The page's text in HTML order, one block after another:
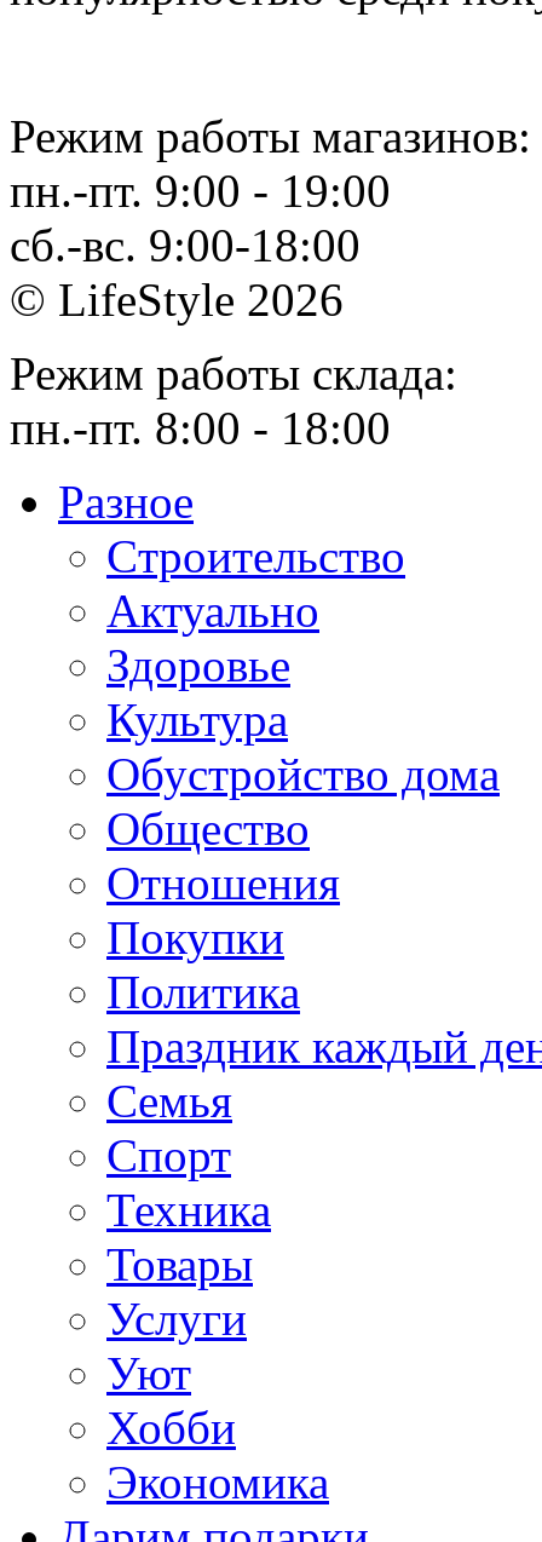
Режим работы магазинов:
пн.-пт. 9:00 - 19:00
сб.-вс. 9:00-18:00
© LifeStyle 2026
Режим работы склада:
пн.-пт. 8:00 - 18:00
Разное
Cтроительство
Актуально
Здоровье
Культура
Обустройство дома
Общество
Отношения
Покупки
Политика
Праздник каждый
Семья
Спорт
Техника
Товары
Услуги
Уют
Хобби
Экономика